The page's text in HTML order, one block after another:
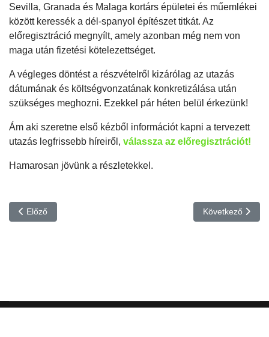
Sevilla, Granada és Malaga kortárs épületei és műemlékei
között keressék a dél-spanyol építészet titkát. Az
előregisztráció megnyílt, amely azonban még nem von
maga után fizetési kötelezettséget.
A végleges döntést a részvételről kizárólag az utazás
dátumának és költségvonzatának konkretizálása után
szükséges meghozni. Ezekkel pár héten belül érkezünk!
Ám aki szeretne első kézből információt kapni a tervezett
utazás legfrissebb híreiről, válassza az előregisztrációt!
Hamarosan jövünk a részletekkel.
Előző cikk: Consuegra irodájától a világ legnagyobb gótikus
Előző Következő cikk:
Következő